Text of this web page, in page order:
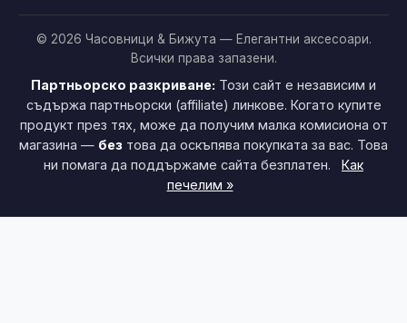
© 2026 Часовници & Бижута — Елегантни аксесоари.
Всички права запазени.
Партньорско разкриване: Този сайт е независим и
съдържа партньорски (affiliate) линкове. Когато купите
продукт през тях, може да получим малка комисиона от
магазина — без това да оскъпява покупката за вас. Това
ни помага да поддържаме сайта безплатен.
Как
печелим »